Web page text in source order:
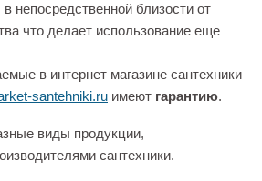
непосредственной близости от
что делает использование еще
в интернет магазине сантехники
santehniki.ru имеют гарантию.
виды продукции,
сантехники.